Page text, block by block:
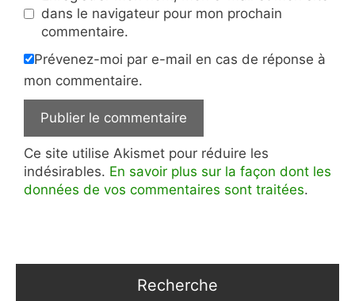
dans le navigateur pour mon prochain
commentaire.
Prévenez-moi par e-mail en cas de réponse à
mon commentaire.
Ce site utilise Akismet pour réduire les
indésirables. En savoir plus sur la façon dont les
données de vos commentaires sont traitées.
Recherche